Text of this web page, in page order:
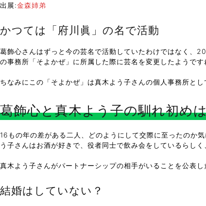
出展:金森姉弟
かつては「府川眞」の名で活動
葛飾心さんはずっと今の芸名で活動していたわけではなく、
の事務所「そよかぜ」に所属した際に芸名を変更したようです
ちなみにこの「そよかぜ」は真木よう子さんの個人事務所と
葛飾心と真木よう子の馴れ初め
16もの年の差がある二人、どのようにして交際に至ったのか
う子さんはお酒が好きで、役者同士で飲み会をしているらし
真木よう子さんがパートナーシップの相手がいることを公表
結婚はしていない？